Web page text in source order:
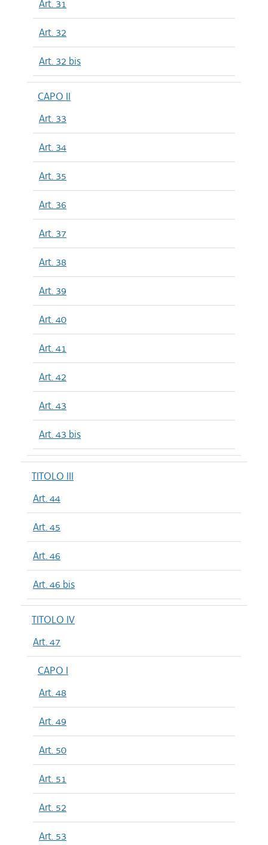
Art. 31
Art. 32
Art. 32 bis
CAPO II
Art. 33
Art. 34
Art. 35
Art. 36
Art. 37
Art. 38
Art. 39
Art. 40
Art. 41
Art. 42
Art. 43
Art. 43 bis
TITOLO III
Art. 44
Art. 45
Art. 46
Art. 46 bis
TITOLO IV
Art. 47
CAPO I
Art. 48
Art. 49
Art. 50
Art. 51
Art. 52
Art. 53